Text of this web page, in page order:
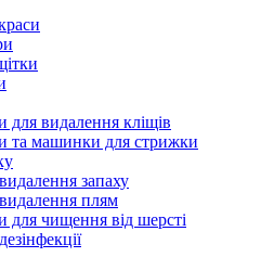
для видалення кліщів
та машинки для стрижки
запаху
плям
для чищення від шерсті